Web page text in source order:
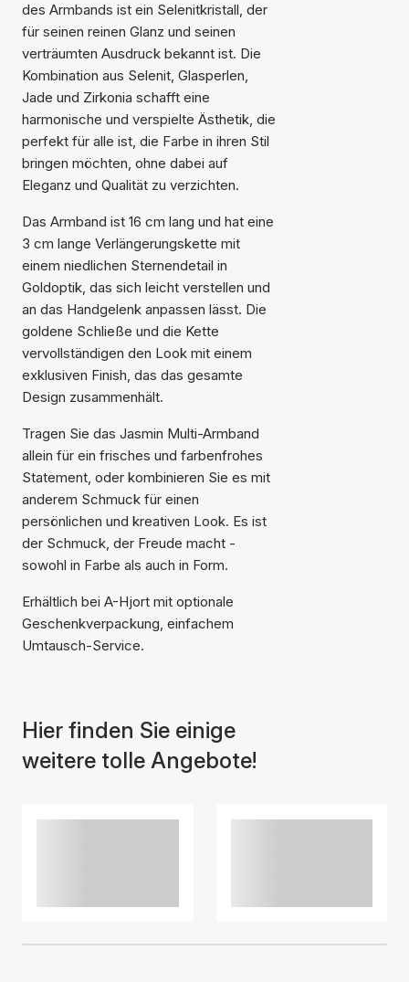
Der Artikel wurde in den
des Armbands ist ein Selenitkristall, der
für seinen reinen Glanz und seinen
verträumten Ausdruck bekannt ist. Die
Kombination aus Selenit, Glasperlen,
Jade und Zirkonia schafft eine
harmonische und verspielte Ästhetik, die
perfekt für alle ist, die Farbe in ihren Stil
bringen möchten, ohne dabei auf
Eleganz und Qualität zu verzichten.
Das Armband ist 16 cm lang und hat eine
3 cm lange Verlängerungskette mit
einem niedlichen Sternendetail in
Goldoptik, das sich leicht verstellen und
an das Handgelenk anpassen lässt. Die
goldene Schließe und die Kette
vervollständigen den Look mit einem
exklusiven Finish, das das gesamte
Design zusammenhält.
Tragen Sie das Jasmin Multi-Armband
allein für ein frisches und farbenfrohes
Statement, oder kombinieren Sie es mit
anderem Schmuck für einen
persönlichen und kreativen Look. Es ist
der Schmuck, der Freude macht -
sowohl in Farbe als auch in Form.
Erhältlich bei A-Hjort mit optionale
Geschenkverpackung, einfachem
Umtausch-Service.
Hier finden Sie einige
weitere tolle Angebote!